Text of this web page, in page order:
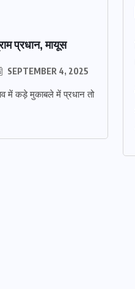
प्रधान, मायूस
SEPTEMBER 4, 2025
में कड़े मुकाबले में प्रधान तो